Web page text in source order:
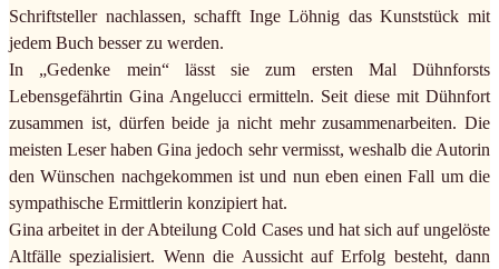
Schriftsteller nachlassen, schafft Inge Löhnig das Kunststück mit
jedem Buch besser zu werden.
In „Gedenke mein“ lässt sie zum ersten Mal Dühnforsts
Lebensgefährtin Gina Angelucci ermitteln. Seit diese mit Dühnfort
zusammen ist, dürfen beide ja nicht mehr zusammenarbeiten. Die
meisten Leser haben Gina jedoch sehr vermisst, weshalb die Autorin
den Wünschen nachgekommen ist und nun eben einen Fall um die
sympathische Ermittlerin konzipiert hat.
Gina arbeitet in der Abteilung Cold Cases und hat sich auf ungelöste
Altfälle spezialisiert. Wenn die Aussicht auf Erfolg besteht, dann